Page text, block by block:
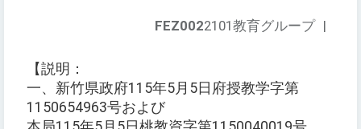
FEZ0022101教育グループ |
【説明：
一、新竹県政府115年5月5日府授教学字第
1150654963号および